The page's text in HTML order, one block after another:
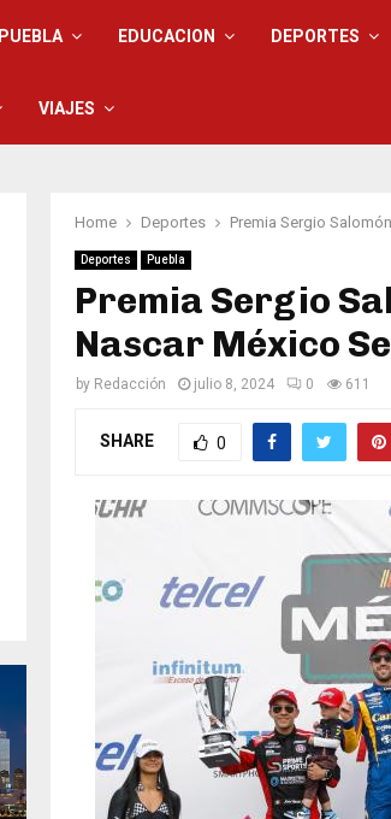
PUEBLA EDUCACION DEPORTES
VIAJES
Home Deportes Premia Sergio
Deportes Puebla
Premia Sergio
Nascar México
by Redacción julio 8, 2024 0 611
SHARE 0